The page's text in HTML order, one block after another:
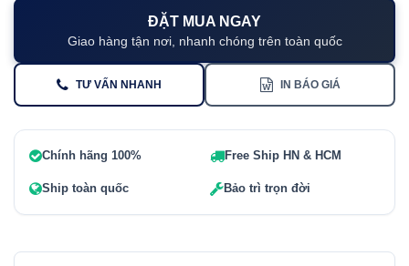
ĐẶT MUA NGAY
Giao hàng tận nơi, nhanh chóng trên toàn quốc
TƯ VẤN NHANH IN BÁO GIÁ
Chính hãng 100% Free Ship HN & HCM
Ship toàn quốc Bảo trì trọn đời